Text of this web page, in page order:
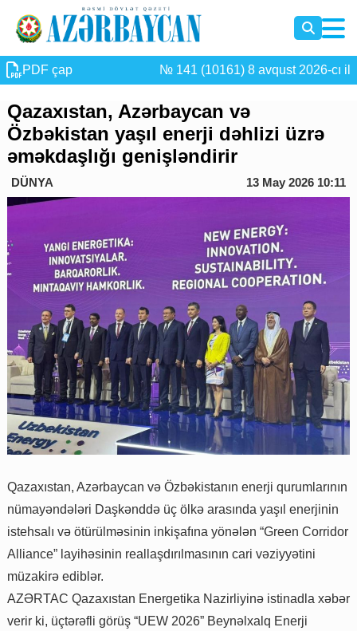
PDF çap № 141 (10161) 8 avqust 2026-cı il
Qazaxıstan, Azərbaycan və
Özbəkistan yaşıl enerji dəhlizi üzrə
əməkdaşlığı genişləndirir
DÜNYA 13 May 2026 10:11
Qazaxıstan, Azərbaycan və Özbəkistanın enerji qurumlarının
nümayəndələri Daşkənddə üç ölkə arasında yaşıl enerjinin
istehsalı və ötürülməsinin inkişafına yönələn “Green Corridor
Alliance” layihəsinin reallaşdırılmasının cari vəziyyətini
müzakirə ediblər.
AZƏRTAC Qazaxıstan Energetika Nazirliyinə istinadla xəbər
verir ki, üçtərəfli görüş “UEW 2026” Beynəlxalq Enerji